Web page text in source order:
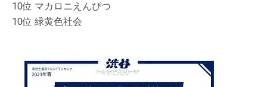
10位 マカロニえんぴつ
10位 緑黄色社会